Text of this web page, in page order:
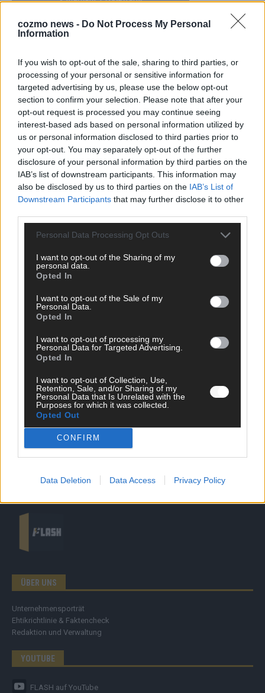
cozmo news - Do Not Process My Personal
Information
If you wish to opt-out of the sale, sharing to third parties, or
processing of your personal or sensitive information for
targeted advertising by us, please use the below opt-out
section to confirm your selection. Please note that after your
opt-out request is processed you may continue seeing
interest-based ads based on personal information utilized by
us or personal information disclosed to third parties prior to
your opt-out. You may separately opt-out of the further
disclosure of your personal information by third parties on the
IAB’s list of downstream participants. This information may
also be disclosed by us to third parties on the IAB’s List of
Downstream Participants that may further disclose it to other
Personal Data Processing Opt Outs
I want to opt-out of the Sharing of my
personal data.
Opted In
I want to opt-out of the Sale of my
Personal Data.
Opted In
I want to opt-out of processing my
Personal Data for Targeted Advertising.
Opted In
I want to opt-out of Collection, Use,
Retention, Sale, and/or Sharing of my
Personal Data that Is Unrelated with the
Purposes for which it was collected.
Opted Out
CONFIRM
Data Deletion Data Access Privacy Policy
ANZEIGE
SCHNELL ZUM RESSORT
Nachrichten
Wirtschaft
Ratgeber
Wissen
Streams & Storys
Eurovision
FLASH – DAS VIDEOPORTAL
ÜBER UNS
Unternehmensporträt
Ehtikrichtlinie & Faktencheck
Redaktion und Verwaltung
YOUTUBE
FLASH auf YouTube